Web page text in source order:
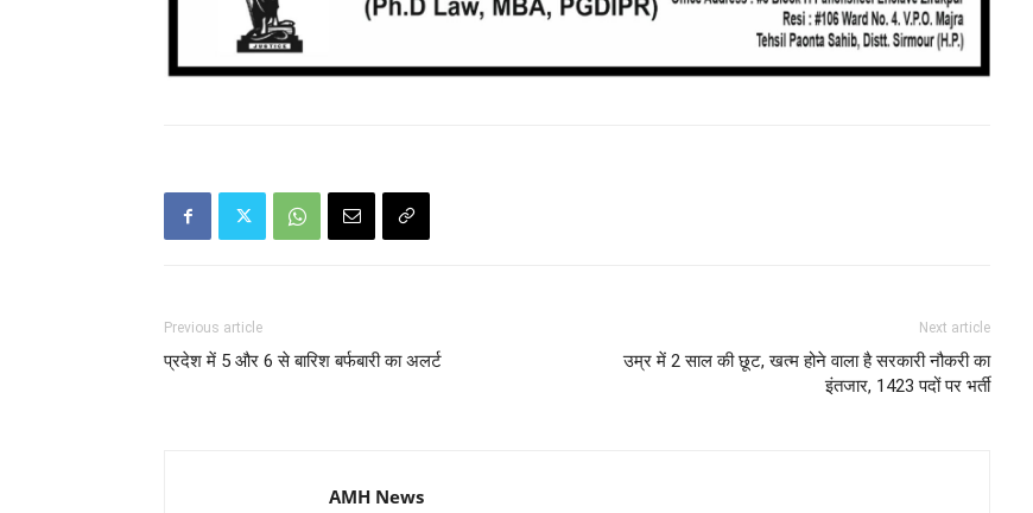
Previous article
प्रदेश में 5 और 6 से बारिश बर्फबारी का अलर्ट
Next article
उम्र में 2 साल की छूट, खत्म होने वाला है सरकारी नौकरी का
इंतजार, 1423 पदों पर भर्ती
AMH News